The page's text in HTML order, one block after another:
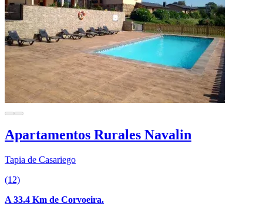
Apartamentos Rurales Navalin
Tapia de Casariego
(12)
A 33.4 Km de Corvoeira.